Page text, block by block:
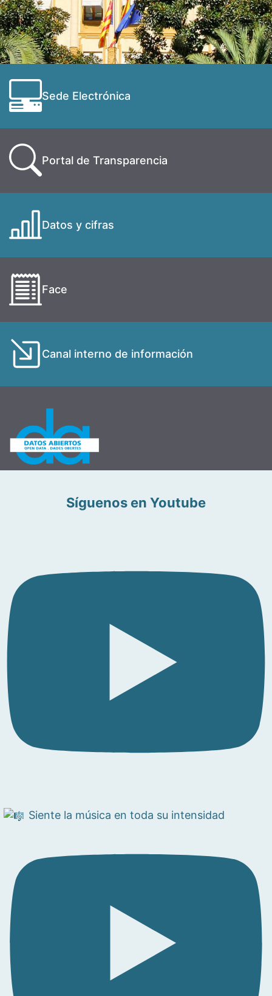
Sede Electrónica
Portal de Transparencia
Datos y cifras
Face
Canal interno de información
Síguenos en Youtube
Siente la música en toda su intensidad